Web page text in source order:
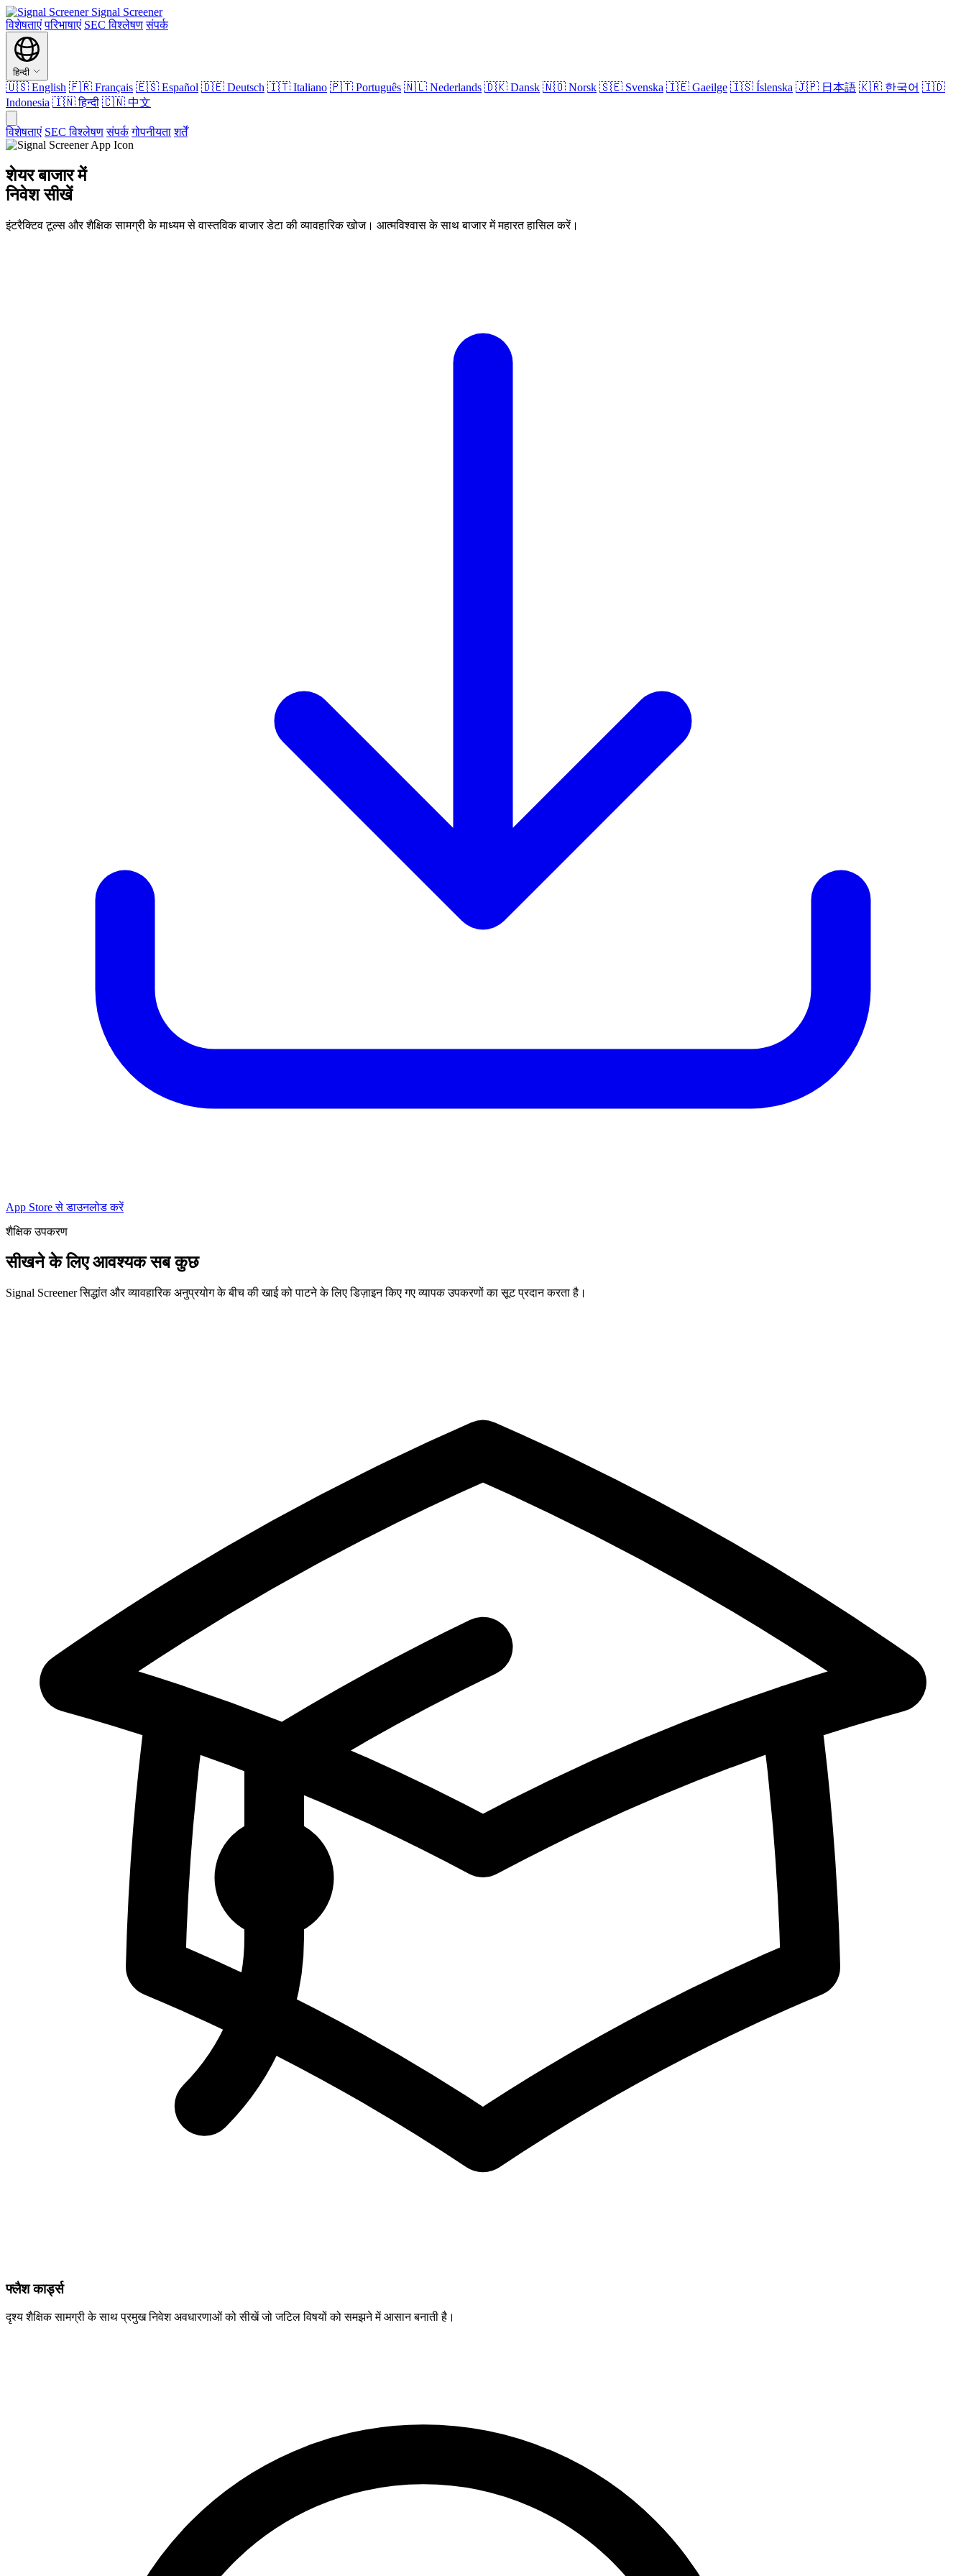
Signal Screener
विशेषताएं परिभाषाएं SEC विश्लेषण संपर्क
हिन्दी
🇺🇸 English 🇫🇷 Français 🇪🇸 Español 🇩🇪 Deutsch 🇮🇹 Italiano 🇵🇹 Português 🇳🇱 Nederlands 🇩🇰 Dansk 🇳🇴 Norsk 🇸🇪 Svenska 🇮🇪 Gaeilge 🇮🇸 Íslenska 🇯🇵 日本語 🇰🇷 한국어 🇮🇩
Indonesia 🇮🇳हिन्दी 🇨🇳 中文
विशेषताएं SEC विश्लेषण संपर्क गोपनीयता शर्तें
शेयर बाजार में
निवेश सीखें
इंटरैक्टिव टूल्स और शैक्षिक सामग्री के माध्यम से वास्तविक बाजार डेटा की व्यावहारिक खोज। आत्मविश्वास के साथ बाजार में महारत हासिल करें।
App Store से डाउनलोड करें
शैक्षिक उपकरण
सीखने के लिए आवश्यक सब कुछ
Signal Screener सिद्धांत और व्यावहारिक अनुप्रयोग के बीच की खाई को पाटने के लिए डिज़ाइन किए गए व्यापक उपकरणों का सूट प्रदान करता है।
फ्लैश कार्ड्स
दृश्य शैक्षिक सामग्री के साथ प्रमुख निवेश अवधारणाओं को सीखें जो जटिल विषयों को समझने में आसान बनाती है।